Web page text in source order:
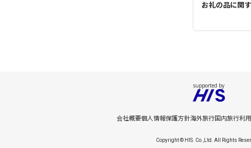
お礼の品に関
会社概要個人情報保護方針海外旅行国内旅行利
Copyright © HIS. Co.,Ltd. All Rights